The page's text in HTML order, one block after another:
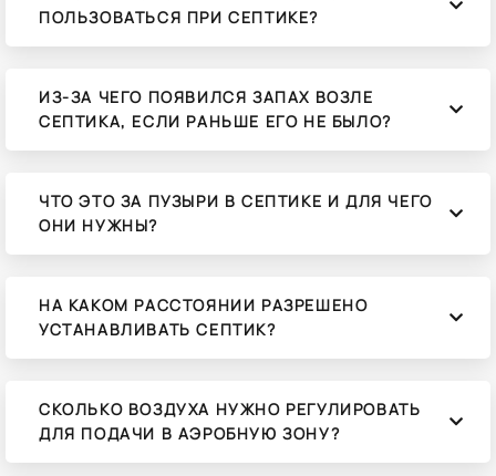
ПОЛЬЗОВАТЬСЯ ПРИ СЕПТИКЕ?
ИЗ-ЗА ЧЕГО ПОЯВИЛСЯ ЗАПАХ ВОЗЛЕ
СЕПТИКА, ЕСЛИ РАНЬШЕ ЕГО НЕ БЫЛО?
ЧТО ЭТО ЗА ПУЗЫРИ В СЕПТИКЕ И ДЛЯ ЧЕГО
ОНИ НУЖНЫ?
НА КАКОМ РАССТОЯНИИ РАЗРЕШЕНО
УСТАНАВЛИВАТЬ СЕПТИК?
СКОЛЬКО ВОЗДУХА НУЖНО РЕГУЛИРОВАТЬ
ДЛЯ ПОДАЧИ В АЭРОБНУЮ ЗОНУ?